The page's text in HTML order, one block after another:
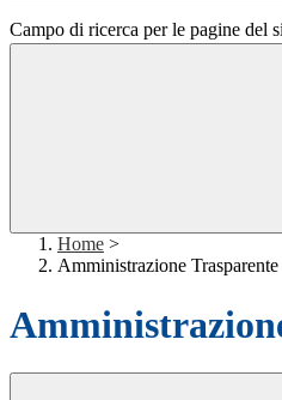
Campo di ricerca per le pagine del
Home >
Amministrazione Trasparente